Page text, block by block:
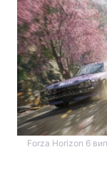
Forza Horizon 6